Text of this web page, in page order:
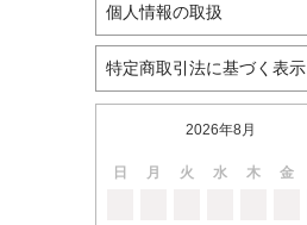
個人情報の取扱
特定商取引法に基づく表示
2026年8月
日 月 火 水 木 金